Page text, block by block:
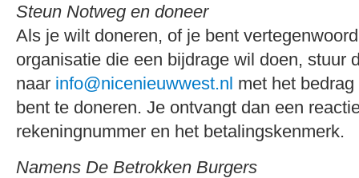
Steun Notweg en doneer
Als je wilt doneren, of je bent
organisatie die een bijdrage wil doen, stuur
naar info@nicenieuwwest.nl met het
bent te doneren. Je ontvangt dan een
rekeningnummer en het betalingskenmerk.
Namens De Betrokken Burgers